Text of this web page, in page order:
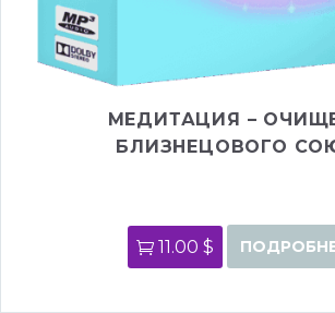
МЕДИТАЦИЯ –
БЛИЗНЕЦОВОГО
11.00 $